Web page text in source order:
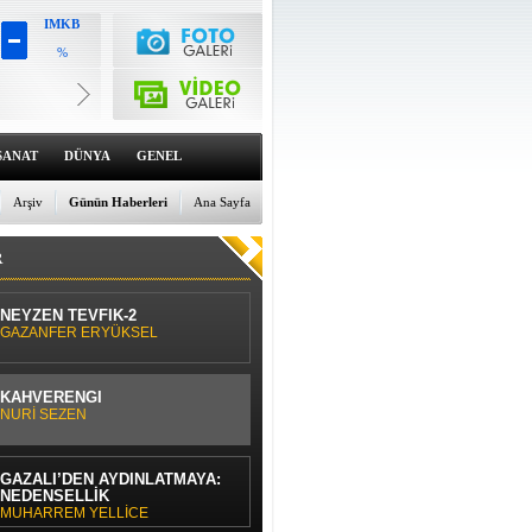
IMKB
%
6659.71
Dolar
47.6791
%0
Euro
55.1258
%0
DÜNYA GENEL
Ana Sayfa
Günün Haberleri
Arşiv
NEYZEN TEVFİK-2
GAZANFER ERYÜKSEL
KAHVERENGİ
NURİ SEZEN
GAZÂLÎ’DEN AYDINLATMAYA:
NEDENSELLİK
MUHARREM YELLİCE